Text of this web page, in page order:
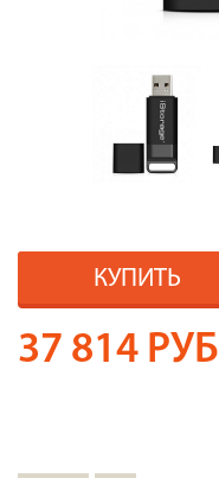
КУПИТЬ
37 814 РУБ